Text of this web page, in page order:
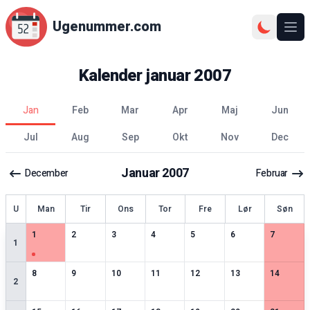
Ugenummer.com
Kalenderjanuar2007
jan feb mar apr maj
jun
jul
aug sep okt nov dec
December Januar2007 Februar
Uge Man Tir Ons Tor Fre Lør Søn
1
11 særlige datoer
2
0særlige datoer
3
0særlige datoer
4
0særlige datoer
5
0særlige datoer
6
1særlige datoer
7
0særlige
2
8
0særlige datoer
9
0særlige datoer
10
0særlige datoer
11
0særlige datoer
12
0særlige datoer
13
0særlige datoer
14
0særlige